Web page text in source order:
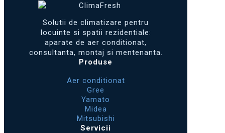
Solutii de climatizare pentru
locuinte si spatii rezidentiale:
aparate de aer conditionat,
consultanta, montaj si mentenanta.
Produse
Aer conditionat
Gree
Yamato
Midea
Mitsubishi
Servicii